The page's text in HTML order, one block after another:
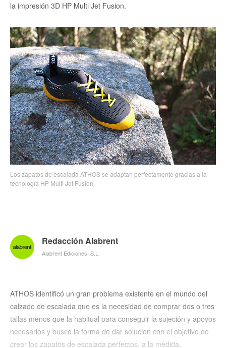
la impresión 3D HP Multi Jet Fusion.
Los zapatos de escalada ATHOS se adaptan perfectamente gracias a la
tecnología HP Multi Jet Fusion.
Redacción Alabrent
Alabrent Ediciones, S.L.
ATHOS identificó un gran problema existente en el mundo del
calzado de escalada que es la necesidad de comprar dos o tres
tallas menos que la habitual para conseguir la sujeción y apoyos
necesarios y buscó la forma de dar solución con el objetivo de
crear los zapatos de escalada perfectos, a la medida,